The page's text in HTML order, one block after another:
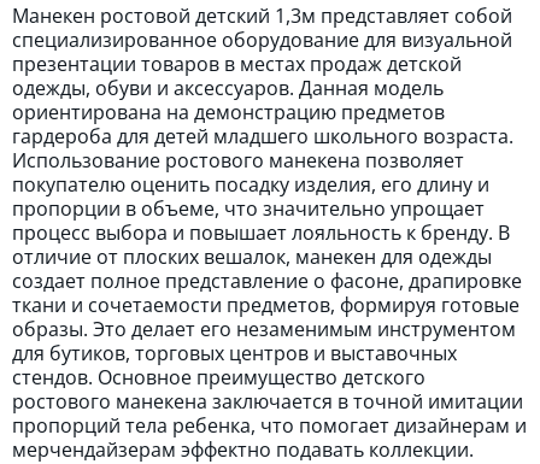
Манекен ростовой детский 1,3м представляет собой
специализированное оборудование для визуальной
презентации товаров в местах продаж детской
одежды, обуви и аксессуаров. Данная модель
ориентирована на демонстрацию предметов
гардероба для детей младшего школьного возраста.
Использование ростового манекена позволяет
покупателю оценить посадку изделия, его длину и
пропорции в объеме, что значительно упрощает
процесс выбора и повышает лояльность к бренду. В
отличие от плоских вешалок, манекен для одежды
создает полное представление о фасоне, драпировке
ткани и сочетаемости предметов, формируя готовые
образы. Это делает его незаменимым инструментом
для бутиков, торговых центров и выставочных
стендов. Основное преимущество детского
ростового манекена заключается в точной имитации
пропорций тела ребенка, что помогает дизайнерам и
мерчендайзерам эффектно подавать коллекции.